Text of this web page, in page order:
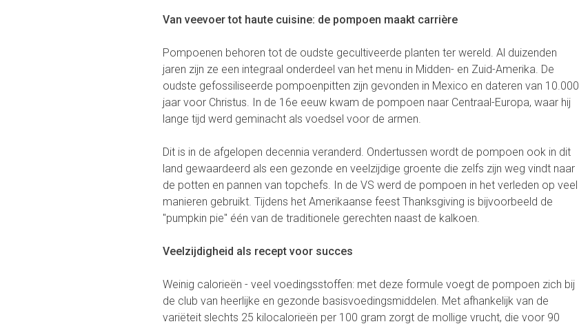
Van veevoer tot haute cuisine: de pompoen maakt carrière
Pompoenen behoren tot de oudste gecultiveerde planten ter wereld. Al duizenden
jaren zijn ze een integraal onderdeel van het menu in Midden- en Zuid-Amerika. De
oudste gefossiliseerde pompoenpitten zijn gevonden in Mexico en dateren van 10.000
jaar voor Christus. In de 16e eeuw kwam de pompoen naar Centraal-Europa, waar hij
lange tijd werd geminacht als voedsel voor de armen.
Dit is in de afgelopen decennia veranderd. Ondertussen wordt de pompoen ook in dit
land gewaardeerd als een gezonde en veelzijdige groente die zelfs zijn weg vindt naar
de potten en pannen van topchefs. In de VS werd de pompoen in het verleden op veel
manieren gebruikt. Tijdens het Amerikaanse feest Thanksgiving is bijvoorbeeld de
"pumpkin pie" één van de traditionele gerechten naast de kalkoen.
Veelzijdigheid als recept voor succes
Weinig calorieën - veel voedingsstoffen: met deze formule voegt de pompoen zich bij
de club van heerlijke en gezonde basisvoedingsmiddelen. Met afhankelijk van de
variëteit slechts 25 kilocalorieën per 100 gram zorgt de mollige vrucht, die voor 90